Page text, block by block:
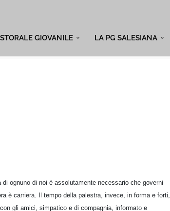
GIOVANILE LA PG SALESIANA
ognuno di noi è assolutamente necessario che governi
è carriera. Il tempo della palestra, invece, in forma e forti,
gli amici, simpatico e di compagnia, informato e